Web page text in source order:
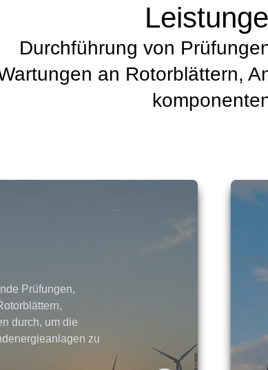
Durchführung von
an Rotorblättern,
Prüfungen,
durch, um die
zu